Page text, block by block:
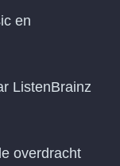
en
ListenBrainz
overdracht